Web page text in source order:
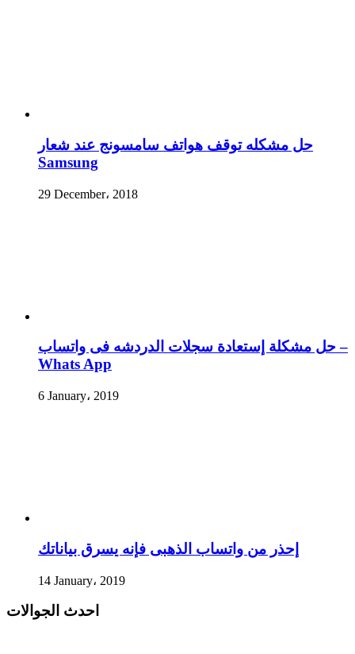
حل مشكله توقف هواتف سامسونج عند شعار
Samsung
29 December، 2018
حل مشكلة إستعادة سجلات الدردشه فى واتساب –
Whats App
6 January، 2019
إحذر من واتساب الذهبى فإنه يسرق بياناتك
14 January، 2019
احدث الجوالات